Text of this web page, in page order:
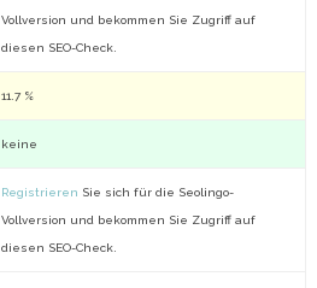
Vollversion und bekommen Sie Zugriff auf
diesen SEO-Check.
11.7 %
keine
Registrieren Sie sich für die Seolingo-
Vollversion und bekommen Sie Zugriff auf
diesen SEO-Check.